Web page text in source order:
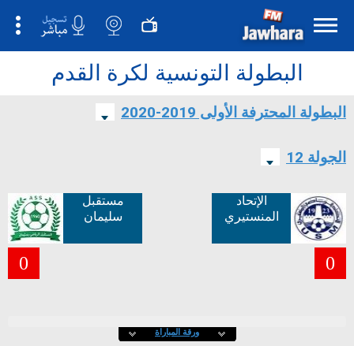
البطولة التونسية لكرة القدم
البطولة المحترفة الأولى 2019-2020
الجولة 12
الإتحاد
المنستيري
0
مستقبل
سليمان
0
ورقة المباراة